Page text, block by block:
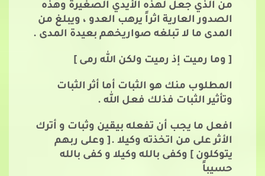
من الذي جعل لهذه الأيدي الصغيرة وهذه
الصدور العارية اثراً يرهب العدو ، ويبلغ من
المدى ما لا تبلغه صواريخهم بعيدة المدى .
[ وما رميت إذ رميت ولكن الله رمى ]
المطلوب منك هو الثبات أما أثر الثبات
وتأثير الثبات فذلك فعل الله .
افعل ما يجب أن تفعله بيقين وثبات و أترك
الأثر على من اتخذته وكيلا .[ وعلى ربهم
يتوكلون ] وكفى بالله وكيلا و كفى بالله
حسيباً